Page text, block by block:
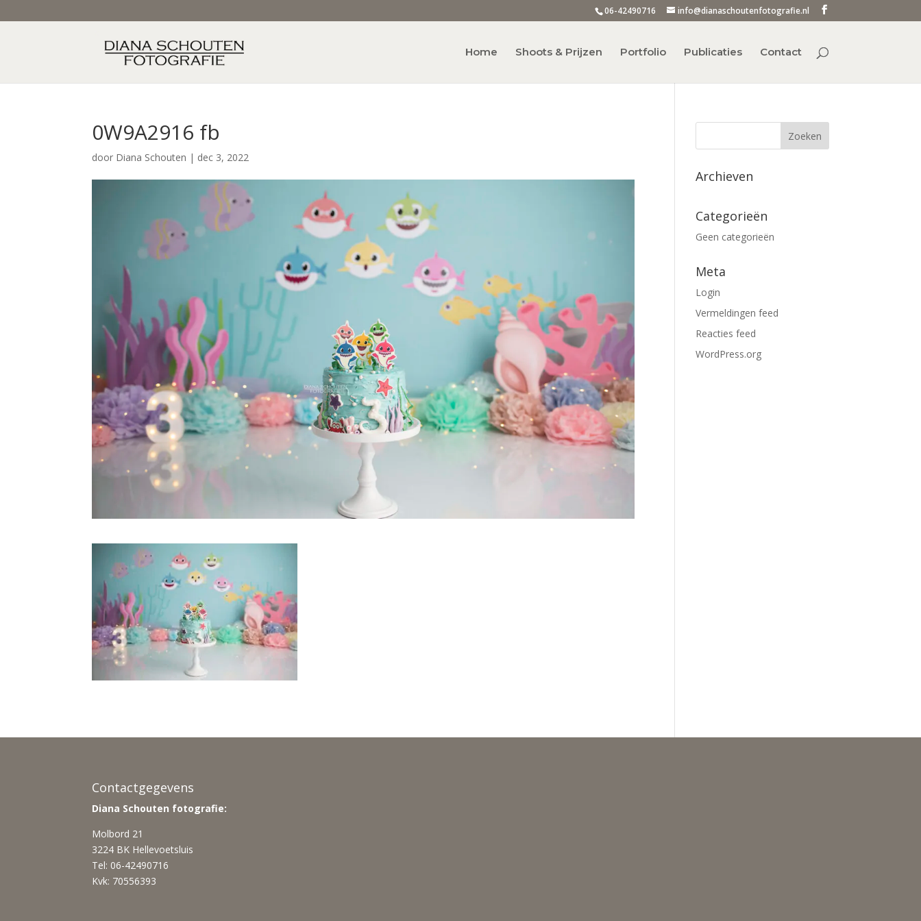
06-42490716 info@dianaschoutenfotografie.nl
Home Shoots & Prijzen Portfolio Publicaties Contact
0W9A2916 fb
door Diana Schouten | dec 3, 2022
Archieven
Categorieën
Geen categorieën
Meta
Login
Vermeldingen feed
Reacties feed
WordPress.org
Contactgegevens
Diana Schouten fotografie:
Molbord 21
3224 BK Hellevoetsluis
Tel: 06-42490716
Kvk: 70556393